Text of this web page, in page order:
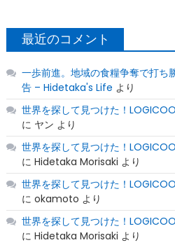
最近のコメント
一歩前進。地域の食糧争奪で打ち
告 – Hidetaka's Life より
世界を探して見つけた！
に ヤン より
世界を探して見つけた！
に Hidetaka Morisaki より
世界を探して見つけた！
に okamoto より
世界を探して見つけた！
に Hidetaka Morisaki より